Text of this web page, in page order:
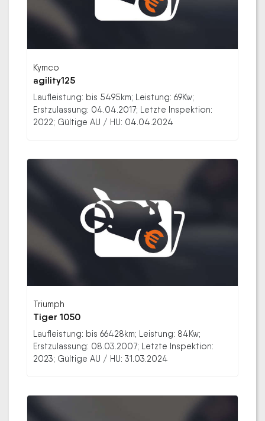
Kymco
agility125
Laufleistung: bis 5495km; Leistung: 69Kw;
Erstzulassung: 04.04.2017; Letzte Inspektion:
2022; Gültige AU / HU: 04.04.2024
Triumph
Tiger 1050
Laufleistung: bis 66428km; Leistung: 84Kw;
Erstzulassung: 08.03.2007; Letzte Inspektion:
2023; Gültige AU / HU: 31.03.2024